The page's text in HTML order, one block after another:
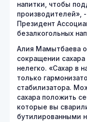
напитки, чтобы
производителей»,
Президент
безалкогольных
Алия Мамытбаева
сокращении
нелегко. «Сахар в
только
стабилизатора.
сахара положить
которые вы
бутилированными